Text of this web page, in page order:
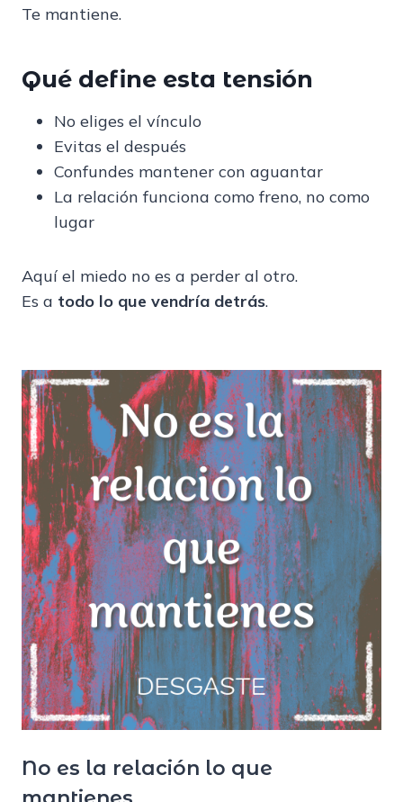
Te mantiene.
Qué define esta tensión
No eliges el vínculo
Evitas el después
Confundes mantener con aguantar
La relación funciona como freno, no como
lugar
Aquí el miedo no es a perder al otro.
Es a todo lo que vendría detrás.
No es la relación lo que